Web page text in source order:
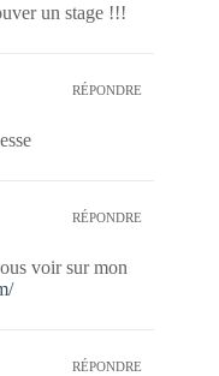
un stage !!!
RÉPONDRE
RÉPONDRE
voir sur mon
RÉPONDRE